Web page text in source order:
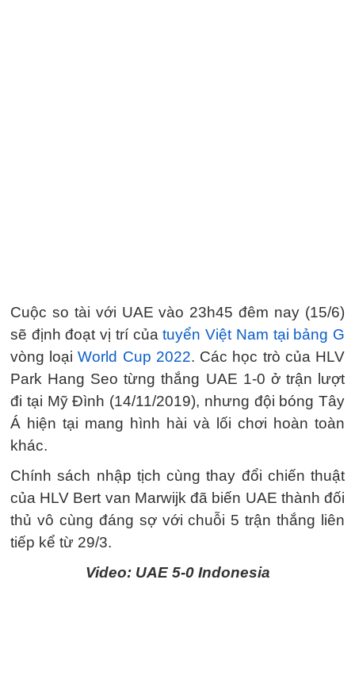
Cuộc so tài với UAE vào 23h45 đêm nay (15/6)
sẽ định đoạt vị trí củatuyển Việt Nam tại bảng G
vòng loạiWorld Cup 2022. Các học trò của HLV
Park Hang Seo từng thắng UAE 1-0 ở trận lượt
đi tại Mỹ Đình (14/11/2019), nhưng đội bóng Tây
Á hiện tại mang hình hài và lối chơi hoàn toàn
khác.
Chính sách nhập tịch cùng thay đổi chiến thuật
của HLV Bert van Marwijk đã biến UAE thành đối
thủ vô cùng đáng sợ với chuỗi 5 trận thắng liên
tiếp kể từ 29/3.
Video: UAE 5-0 Indonesia